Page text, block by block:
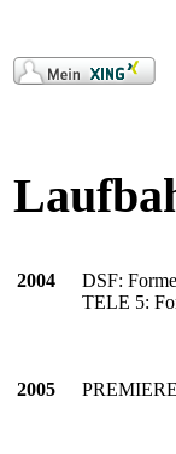
2004
DSF:
TELE 5:
2005